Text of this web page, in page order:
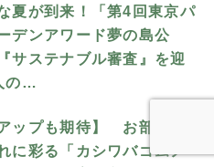
夏が到来！「第4回東京パ
デンアワード夢の島公
サステナブル審査』を迎
の…
ップも期待】 お部屋を
に彩る「カシワバゴムノ